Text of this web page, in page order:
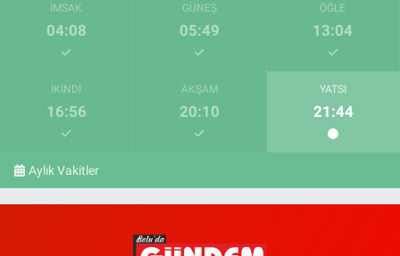
İMSAK
04:08
GÜNEŞ
05:49
ÖĞLE
13:04
İKINDI
16:56
AKŞAM
20:10
YATSI
21:44
Aylık Vakitler